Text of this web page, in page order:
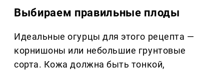
Выбираем правильные плоды
Идеальные огурцы для этого рецепта —
корнишоны или небольшие грунтовые
сорта. Кожа должна быть тонкой,